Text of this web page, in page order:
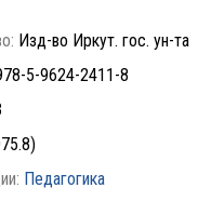
Изд-во Иркут. гос. ун-та
5-9624-2411-8
Педагогика